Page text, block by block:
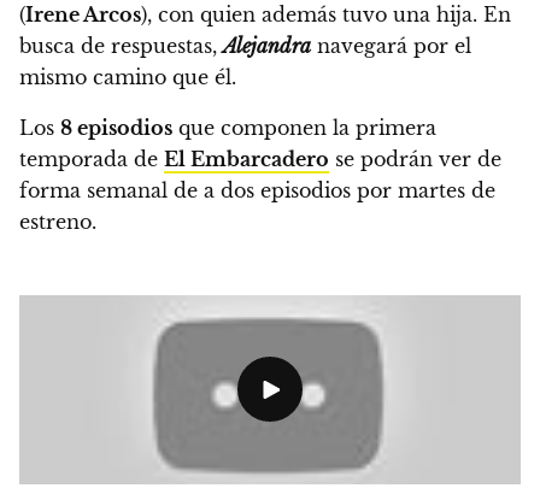
(Irene Arcos), con quien además tuvo una hija. En
busca de respuestas,Alejandra navegará por el
mismo camino que él.
Los 8 episodios que componen la primera
temporada de El Embarcadero se podrán ver de
forma semanal de a dos episodios por martes de
estreno.